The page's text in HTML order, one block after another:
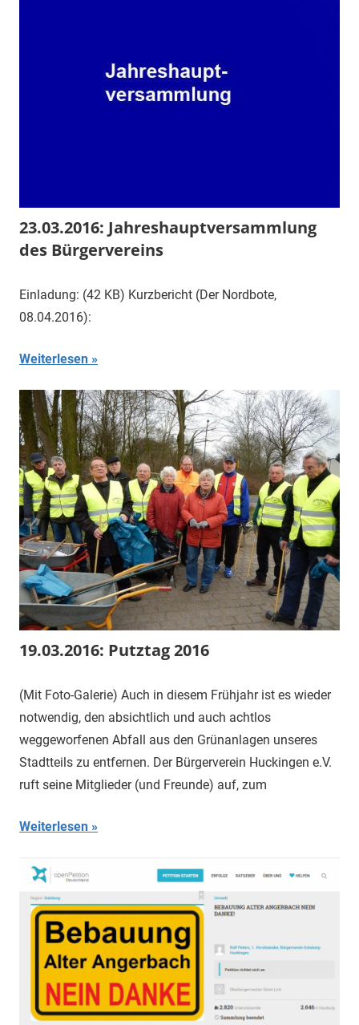
23.03.2016: Jahreshauptversammlung
des Bürgervereins
Einladung: (42 KB) Kurzbericht (Der Nordbote,
08.04.2016):
Weiterlesen
19.03.2016: Putztag 2016
(Mit Foto-Galerie) Auch in diesem Frühjahr ist es wieder
notwendig, den absichtlich und auch achtlos
weggeworfenen Abfall aus den Grünanlagen unseres
Stadtteils zu entfernen. Der Bürgerverein Huckingen e.V.
ruft seine Mitglieder (und Freunde) auf, zum
Weiterlesen